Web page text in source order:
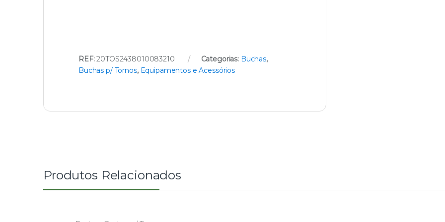
REF:20TOS2438010083210 Categorias: Buchas,
Buchas p/ Tornos, Equipamentos e Acessórios
Produtos Relacionados